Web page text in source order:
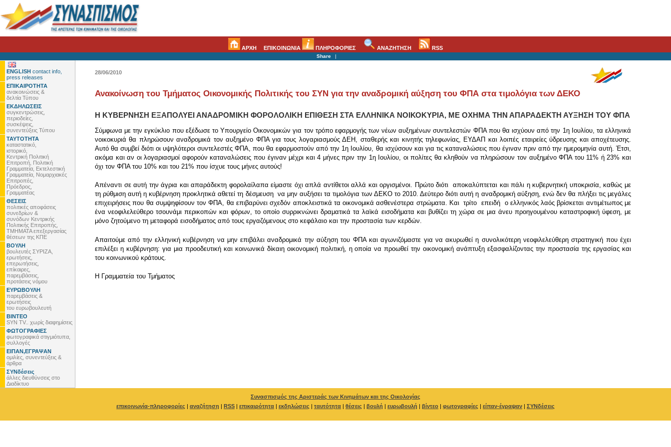
ΑΡΧΗ ΕΠΙΚΟΙΝΩΝΙΑ ΠΛΗΡΟΦΟΡΙΕΣ ΑΝΑΖΗΤΗΣΗ RSS
Share |
ENGLISH contact info,
press releases
ΕΠΙΚΑΙΡΟΤΗΤΑ
ανακοινώσεις &
δελτία Τύπου
ΕΚΔΗΛΩΣΕΙΣ
συγκεντρώσεις,
περιοδείες,
συσκέψεις,
συνεντεύξεις Τύπου
ΤΑΥΤΟΤΗΤΑ
καταστατικό,
ιστορικό,
Κεντρική Πολιτική
Επιτροπή, Πολιτική
Γραμματεία, Εκτελεστική
Γραμματεία, Νομαρχιακές
Επιτροπές,
Πρόεδρος,
Γραμματέας
ΘΕΣΕΙΣ
πολιτικές αποφάσεις
συνεδρίων &
συνόδων Κεντρικής
Πολιτικής Επιτροπής,
ΤΜΗΜΑΤΑ επεξεργασίας
θέσεων της ΚΠΕ
ΒΟΥΛΗ
βουλευτές ΣΥΡΙΖΑ,
ερωτήσεις,
επερωτήσεις,
επίκαιρες,
παρεμβάσεις,
προτάσεις νόμου
ΕΥΡΩΒΟΥΛΗ
παρεμβάσεις &
ερωτήσεις
του ευρωβουλευτή
ΒΙΝΤΕΟ
SYN TV.. χωρίς διαφημίσεις
ΦΩΤΟΓΡΑΦΙΕΣ
φωτογραφικά στιγμιότυπα,
συλλογές
ΕΙΠΑΝ,ΕΓΡΑΨΑΝ
ομιλίες, συνεντεύξεις &
άρθρα
ΣΥΝδέσεις
άλλες διευθύνσεις στο
Διαδίκτυο
28/06/2010
Ανακοίνωση του Τμήματος Οικονομικής Πολιτικής του ΣΥΝ για την αναδρομική αύξηση του ΦΠΑ στα τιμολόγια των ΔΕΚΟ
Η ΚΥΒΕΡΝΗΣΗ ΕΞΑΠΟΛΥΕΙ ΑΝΑΔΡΟΜΙΚΗ ΦΟΡΟΛΟΛΙΚΗ ΕΠΙΘΕΣΗ ΣΤΑ ΕΛΛΗΝΙΚΑ ΝΟΙΚΟΚΥΡΙΑ, ΜΕ ΟΧΗΜΑ ΤΗΝ ΑΠΑΡΑΔΕΚΤΗ ΑΥΞΗΣΗ ΤΟΥ ΦΠΑ
Σύμφωνα με την εγκύκλιο που εξέδωσε το Υπουργείο Οικονομικών για τον τρόπο εφαρμογής των νέων αυξημένων συντελεστών ΦΠΑ που θα ισχύουν από την 1η Ιουλίου, τα ελληνικά
νοικοκυριά θα πληρώσουν αναδρομικά τον αυξημένο ΦΠΑ για τους λογαριασμούς ΔΕΗ, σταθερής και κινητής τηλεφωνίας, ΕΥΔΑΠ και λοιπές εταιρείες ύδρευσης και αποχέτευσης.
Αυτό θα συμβεί διότι οι υψηλότεροι συντελεστές ΦΠΑ, που θα εφαρμοστούν από την 1η Ιουλίου, θα ισχύσουν και για τις καταναλώσεις που έγιναν πριν από την ημερομηνία αυτή. Έτσι,
ακόμα και αν οι λογαριασμοί αφορούν καταναλώσεις που έγιναν μέχρι και 4 μήνες πριν την 1η Ιουλίου, οι πολίτες θα κληθούν να πληρώσουν τον αυξημένο ΦΠΑ του 11% ή 23% και
όχι τον ΦΠΑ του 10% και του 21% που ίσχυε τους μήνες αυτούς!
Απέναντι σε αυτή την άγρια και απαράδεκτη φορολαίλαπα είμαστε όχι απλά αντίθετοι αλλά και οργισμένοι. Πρώτο διότι αποκαλύπτεται και πάλι η κυβερνητική υποκρισία, καθώς με
τη ρύθμιση αυτή η κυβέρνηση προκλητικά αθετεί τη δέσμευση να μην αυξήσει τα τιμολόγια των ΔΕΚΟ το 2010. Δεύτερο διότι αυτή η αναδρομική αύξηση, ενώ δεν θα πλήξει τις μεγάλες
επιχειρήσεις που θα συμψηφίσουν τον ΦΠΑ, θα επιβαρύνει σχεδόν αποκλειστικά τα οικονομικά ασθενέστερα στρώματα. Και τρίτο επειδή ο ελληνικός λαός βρίσκεται αντιμέτωπος με
ένα νεοφιλελεύθερο τσουνάμι περικοπών και φόρων, το οποίο συρρικνώνει δραματικά τα λαϊκά εισοδήματα και βυθίζει τη χώρα σε μια άνευ προηγουμένου καταστροφική ύφεση, με
μόνο ζητούμενο τη μεταφορά εισοδήματος από τους εργαζόμενους στο κεφάλαιο και την προστασία των κερδών.
Απαιτούμε από την ελληνική κυβέρνηση να μην επιβάλει αναδρομικά την αύξηση του ΦΠΑ και αγωνιζόμαστε για να ακυρωθεί η συνολικότερη νεοφιλελεύθερη στρατηγική που έχει
επιλέξει η κυβέρνηση: για μια προοδευτική και κοινωνικά δίκαιη οικονομική πολιτική, η οποία να προωθεί την οικονομική ανάπτυξη εξασφαλίζοντας την προστασία της εργασίας και
του κοινωνικού κράτους.
Η Γραμματεία του Τμήματος
Συνασπισμός της Αριστεράς των Κινημάτων και της Οικολογίας
επικοινωνία-πληροφορίες | αναζήτηση | RSS | επικαιρότητα | εκδηλώσεις | ταυτότητα | θέσεις | βουλή | ευρωβουλή | βίντεο | φωτογραφίες | είπαν-έγραψαν | ΣΥΝδέσεις